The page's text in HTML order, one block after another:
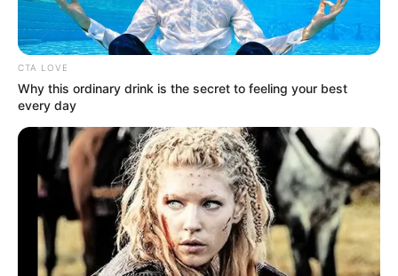
CTA LOVE
Why this ordinary drink is the secret to feeling your best
every day